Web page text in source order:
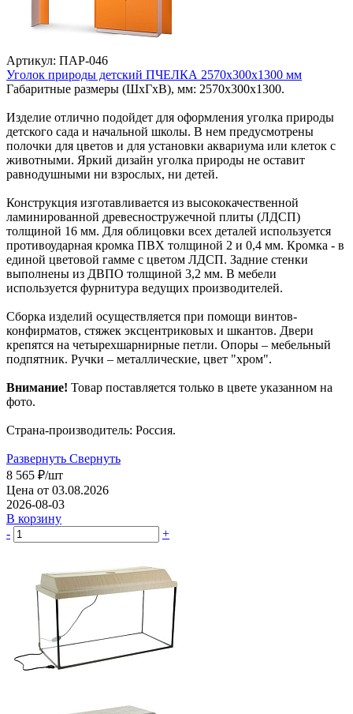
Артикул: ПАР-046
Уголок природы детский ПЧЕЛКА 2570х300х1300 мм
Габаритные размеры (ШхГхВ), мм: 2570х300х1300.
Изделие отлично подойдет для оформления уголка природы
детского сада и начальной школы. В нем предусмотрены
полочки для цветов и для установки аквариума или клеток с
животными. Яркий дизайн уголка природы не оставит
равнодушными ни взрослых, ни детей.
Конструкция изготавливается из высококачественной
ламинированной древесностружечной плиты (ЛДСП)
толщиной 16 мм. Для облицовки всех деталей используется
противоударная кромка ПВХ толщиной 2 и 0,4 мм. Кромка - в
единой цветовой гамме с цветом ЛДСП. Задние стенки
выполнены из ДВПО толщиной 3,2 мм. В мебели
используется фурнитура ведущих производителей.
Сборка изделий осуществляется при помощи винтов-
конфирматов, стяжек эксцентриковых и шкантов. Двери
крепятся на четырехшарнирные петли. Опоры – мебельный
подпятник. Ручки – металлические, цвет "хром".
Внимание! Товар поставляется только в цвете указанном на
фото.
Страна-производитель: Россия.
Развернуть Свернуть
8 565 ₽/шт
Цена от 03.08.2026
2026-08-03
В корзину
-
+